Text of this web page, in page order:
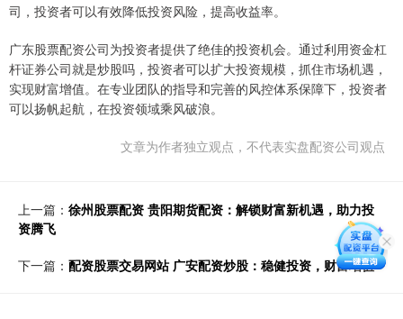
司，投资者可以有效降低投资风险，提高收益率。
广东股票配资公司为投资者提供了绝佳的投资机会。通过利用资金杠
杆证券公司就是炒股吗，投资者可以扩大投资规模，抓住市场机遇，
实现财富增值。在专业团队的指导和完善的风控体系保障下，投资者
可以扬帆起航，在投资领域乘风破浪。
文章为作者独立观点，不代表实盘配资公司观点
上一篇： 徐州股票配资 贵阳期货配资：解锁财富新机遇，助力投
资腾飞
下一篇： 配资股票交易网站 广安配资炒股：稳健投资，财富增值